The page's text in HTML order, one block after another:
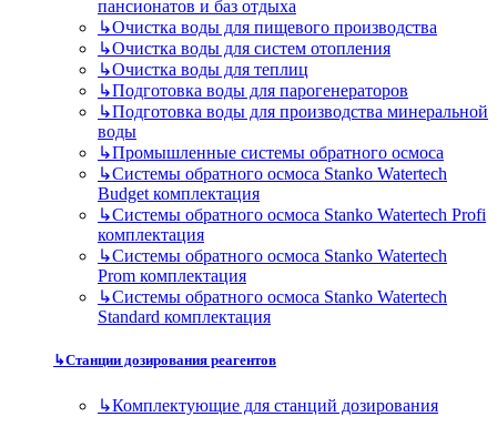
пансионатов и баз отдыха
↳Очистка воды для пищевого производства
↳Очистка воды для систем отопления
↳Очистка воды для теплиц
↳Подготовка воды для парогенераторов
↳Подготовка воды для производства минеральной
воды
↳Промышленные системы обратного осмоса
↳Системы обратного осмоса Stanko Watertech
Budget комплектация
↳Системы обратного осмоса Stanko Watertech Profi
комплектация
↳Системы обратного осмоса Stanko Watertech
Prom комплектация
↳Системы обратного осмоса Stanko Watertech
Standard комплектация
↳Станции дозирования реагентов
↳Комплектующие для станций дозирования